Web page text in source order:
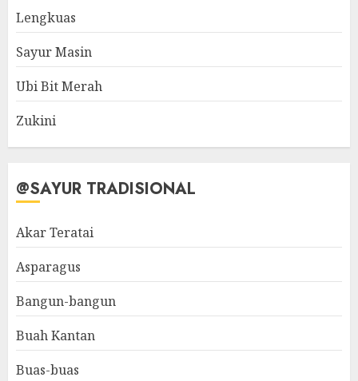
Lengkuas
Sayur Masin
Ubi Bit Merah
Zukini
@SAYUR TRADISIONAL
Akar Teratai
Asparagus
Bangun-bangun
Buah Kantan
Buas-buas